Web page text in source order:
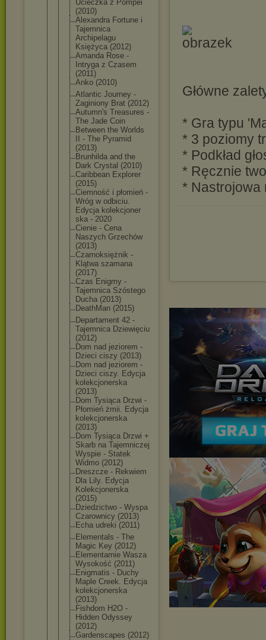
Ucieczka z Pompei
(2010)
Alexandra Fortune i
Tajemnica
Archipelagu
Księżyca (2012)
Amanda Rose -
Intryga z Czasem
(2011)
Anko (2010)
Atlantic Journey -
Zaginiony Brat (2012)
Autumn's Treasures -
The Jade Coin
Between the Worlds
II - The Pyramid
(2013)
Brunhilda and the
Dark Crystal (2010)
Caribbean Explorer
(2015)
Ciemność i płomień -
Wróg w odbiciu.
Edycja kolekcjoner
ska - 2020
Cienie - Cena
Naszych Grzechów
(2013)
Czarnoksiężnik -
Klątwa szamana
(2017)
Czas Enigmy -
Tajemnica Szóstego
Ducha (2013)
DeathMan (2015)
Departament 42 -
Tajemnica Dziewięciu
(2012)
Dom nad jeziorem -
Dzieci ciszy (2013)
Dom nad jeziorem -
Dzieci ciszy. Edycja
kolekcjonerska
(2013)
Dom Tysiąca Drzwi -
Płomień żmii. Edycja
kolekcjonerska
(2013)
Dom Tysiąca Drzwi +
Skarb na Tajemniczej
Wyspie - Statek
Widmo (2012)
Dreszcze - Rekwiem
Dla Lily. Edycja
Kolekcjonerska
(2015)
Dziedzictwo - Wyspa
Czarownicy (2013)
Echa udreki (2011)
Elementals - The
Magic Key (2012)
Elementarnie Wasza
Wysokość (2011)
Enigmatis - Duchy
Maple Creek. Edycja
kolekcjonerska
(2013)
Fishdom H2O -
Hidden Odyssey
(2012)
Gardenscapes (2012)
Główne
* Gra typu
* 3 poziomy
* Podkład
* Ręcznie
* Nastrojowa